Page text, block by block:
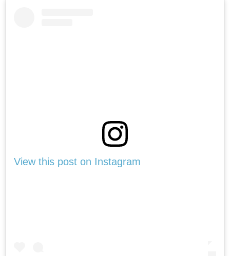
View this post on Instagram